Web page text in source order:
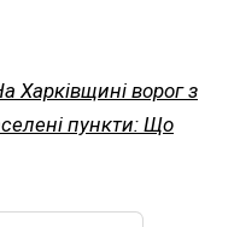
Харківщині ворог з
пункти: Що